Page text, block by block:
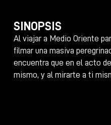
SINOPSIS
Al viajar a Medio Oriente
filmar una masiva
encuentra que en el acto
mismo, y al mirarte a ti